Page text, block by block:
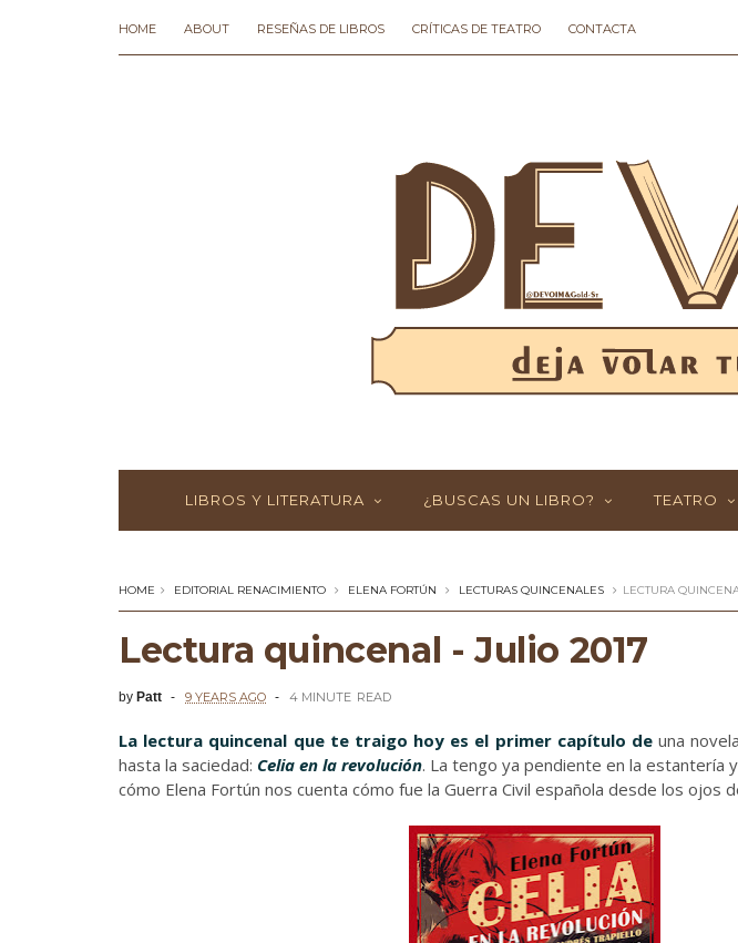
HOME ABOUT RESEÑAS DE LIBROS CRÍTICAS DE TEATRO CONTACTA
LIBROS Y LITERATURA ¿BUSCAS UN LIBRO? TEATRO
HOME EDITORIAL RENACIMIENTO ELENA FORTÚN LECTURAS QUINCENALES LECTURA
Lectura quincenal - Julio 2017
by Patt 9 YEARS AGO 4 MINUTE READ
La lectura quincenal que te traigo hoy es el primer capítulo deuna
hasta la saciedad: Celia en la revolución. La tengo ya pendiente en la estantería
cómo Elena Fortún nos cuenta cómo fue la Guerra Civil española desde los ojos